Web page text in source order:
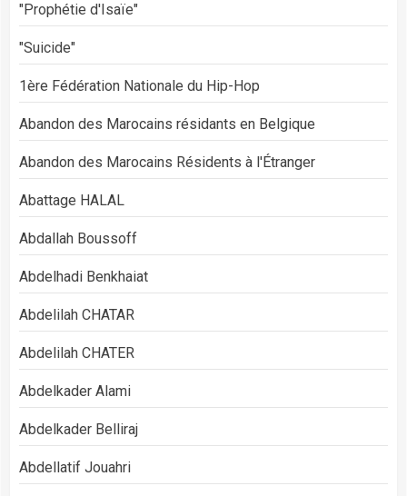
"Prophétie d'Isaïe"
"Suicide"
1ère Fédération Nationale du Hip-Hop
Abandon des Marocains résidants en Belgique
Abandon des Marocains Résidents à l'Étranger
Abattage HALAL
Abdallah Boussoff
Abdelhadi Benkhaiat
Abdelilah CHATAR
Abdelilah CHATER
Abdelkader Alami
Abdelkader Belliraj
Abdellatif Jouahri